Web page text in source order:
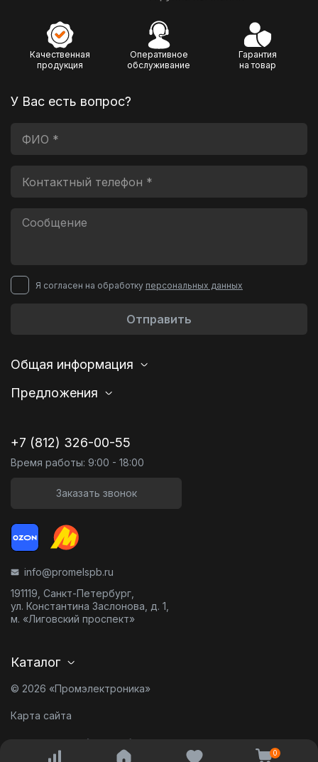
0
Качественная
продукция
Оперативное
обслуживание
Гарантия
на товар
У Вас есть вопрос?
Я согласен на обработку персональных данных
Отправить
Общая информация
Предложения
+7 (812) 326-00-55
Время работы: 9:00 - 18:00
Заказать звонок
info@promelspb.ru
191119, Санкт-Петербург,
ул. Константина Заслонова, д. 1,
м. «Лиговский проспект»
Каталог
© 2026 «Промэлектроника»
Карта сайта